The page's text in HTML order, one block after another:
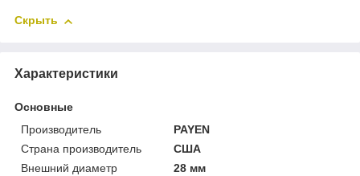
Скрыть
Характеристики
Основные
Производитель
PAYEN
Страна производитель
США
Внешний диаметр
28 мм